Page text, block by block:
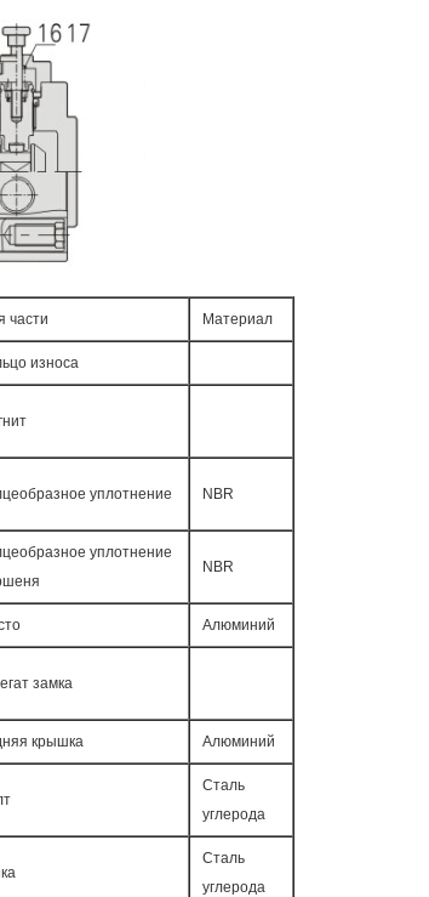
части Материал
износа
уплотнение NBR
уплотнение
NBR
Алюминий
замка
крышка Алюминий
Сталь
углерода
Сталь
углерода